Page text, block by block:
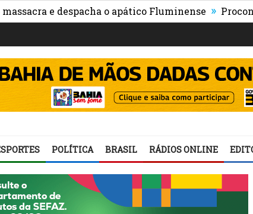
e despacha o apático Fluminense » Procon de
POLÍTICA BRASIL RÁDIOS ONLINE